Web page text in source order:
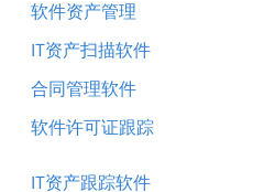
软件资产管理
IT资产扫描软件
合同管理软件
软件许可证跟踪
IT资产跟踪软件